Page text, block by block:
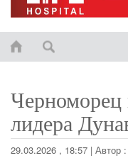
Черноморец
лидера
29.03.2026 , 18:57 | Автор :